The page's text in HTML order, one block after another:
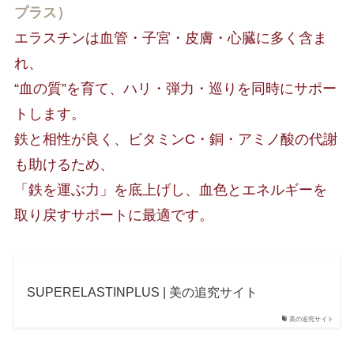
プラス）
エラスチンは血管・子宮・皮膚・心臓に多く含ま
れ、
“血の質”を育て、ハリ・弾力・巡りを同時にサポー
トします。
鉄と相性が良く、ビタミンC・銅・アミノ酸の代謝
も助けるため、
「鉄を運ぶ力」を底上げし、血色とエネルギーを
取り戻すサポートに最適です。
美の追究サイト
SUPERELASTINPLUS | 美の追究サイト